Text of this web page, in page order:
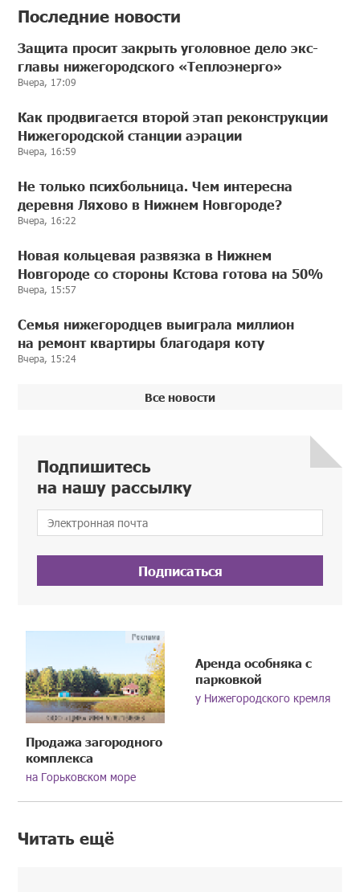
Последние новости
Защита просит закрыть уголовное дело экс-
главы нижегородского «Теплоэнерго»
Вчера, 17:09
Как продвигается второй этап реконструкции
Нижегородской станции аэрации
Вчера, 16:59
Не только психбольница. Чем интересна
деревня Ляхово в Нижнем Новгороде?
Вчера, 16:22
Новая кольцевая развязка в Нижнем
Новгороде со стороны Кстова готова на 50%
Вчера, 15:57
Семья нижегородцев выиграла миллион
на ремонт квартиры благодаря коту
Вчера, 15:24
Все новости
Подпишитесь
на нашу рассылку
Подписаться
Продажа загородного
комплекса
на Горьковском море
Аренда особняка с
парковкой
у Нижегородского кремля
Читать ещё